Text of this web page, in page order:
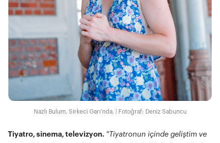
Nazlı Bulum, Sirkeci Garı'nda. | Fotoğraf: Deniz Sabuncu
Tiyatro, sinema, televizyon. "Tiyatronun içinde geliştim ve